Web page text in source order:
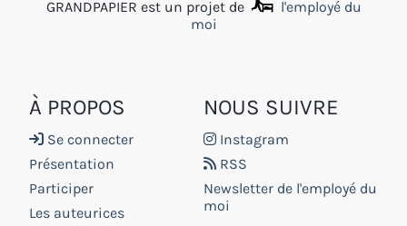
GRANDPAPIER est un projet de
l'employé du
moi
À PROPOS
Se connecter
Présentation
Participer
Les auteurices
NOUS SUIVRE
Instagram
RSS
Newsletter de l'employé du
moi